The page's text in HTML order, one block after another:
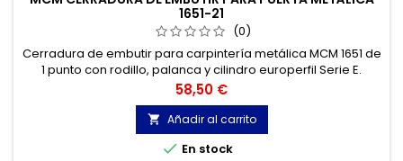
1651-21
(0)
Cerradura de embutir para carpintería metálica MCM 1651 de
1 punto con rodillo, palanca y cilindro europerfil Serie E.
Precio
58,50 €
 Añadir al carrito
 En stock